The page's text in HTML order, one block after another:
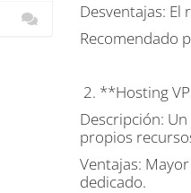
Desventajas:
Recomendado
2. **Hosting
Descripción:
propios
Ventajas:
dedicado.